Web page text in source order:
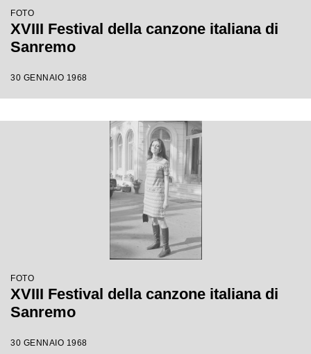
FOTO
XVIII Festival della canzone italiana di
Sanremo
30 GENNAIO 1968
FOTO
XVIII Festival della canzone italiana di
Sanremo
30 GENNAIO 1968